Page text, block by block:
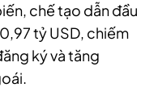
chế tạo dẫn đầu
tỷ USD, chiếm
ký và tăng